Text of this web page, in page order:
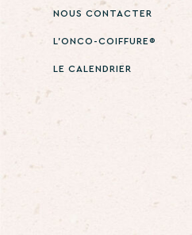
NOUS CONTACTER
L’ONCO-COIFFURE®
LE CALENDRIER